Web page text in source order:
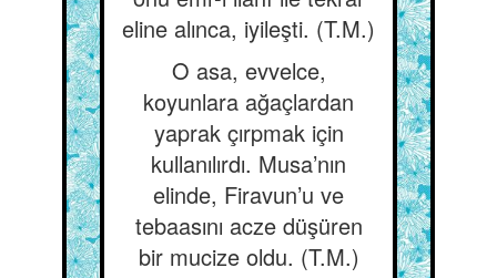
eline alınca, iyileşti. (T.M.)
O asa, evvelce,
koyunlara ağaçlardan
yaprak çırpmak için
kullanılırdı. Musa’nın
elinde, Firavun’u ve
tebaasını acze düşüren
bir mucize oldu. (T.M.)